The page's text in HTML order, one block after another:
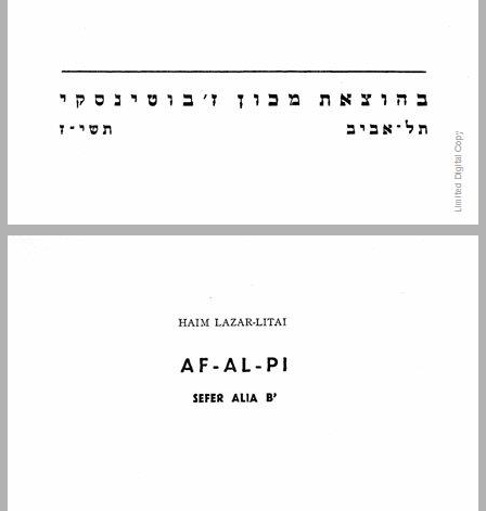
פתח־דבר ... 5